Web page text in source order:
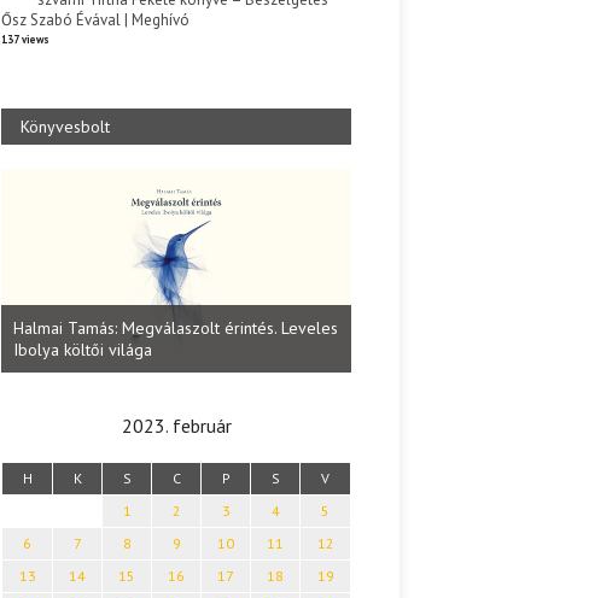
Ősz Szabó Évával | Meghívó
137 views
Könyvesbolt
Halmai Tamás: Megválaszolt érintés. Leveles
Ibolya költői világa
2023. február
H K S C P S V
1 2 3 4
5
6
7 8 9 10 11
12
13
14 15 16 17 18
19